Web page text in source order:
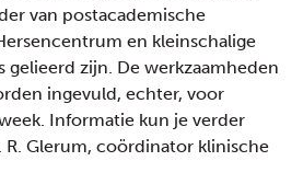
van postacademische
en kleinschalige
gelieerd zijn. De werkzaamheden
ingevuld, echter, voor
Informatie kun je verder
R. Glerum, coördinator klinische